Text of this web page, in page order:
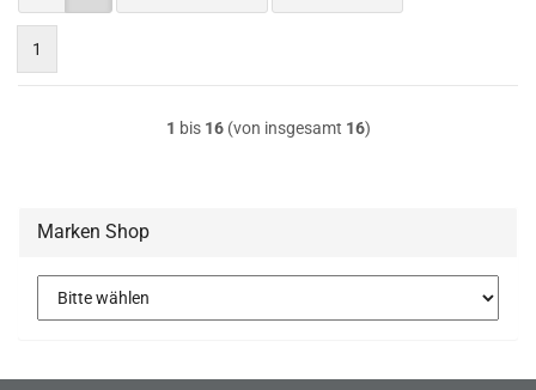
1
1 bis 16(von insgesamt 16)
Marken Shop